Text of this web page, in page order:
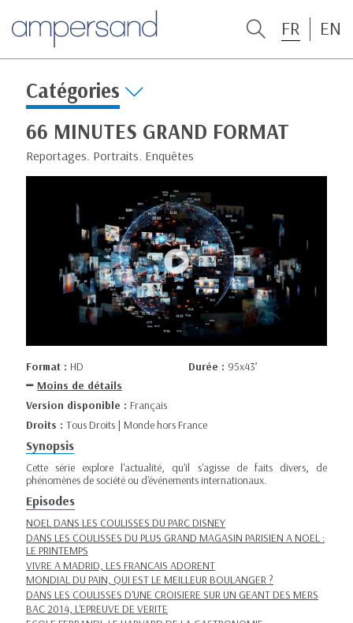
FR EN
Catégories
66 MINUTES GRAND FORMAT
Reportages. Portraits. Enquêtes
Format : HD Durée : 95x43’
Moins de détails
Version disponible : Français
Droits : Tous Droits | Monde hors France
Synopsis
Cette série explore l'actualité, qu'il s'agisse de faits divers, de
phénomènes de société ou d'événements internationaux.
Episodes
NOEL DANS LES COULISSES DU PARC DISNEY
DANS LES COULISSES DU PLUS GRAND MAGASIN PARISIEN A NOEL :
LE PRINTEMPS
VIVRE A MADRID, LES FRANCAIS ADORENT
MONDIAL DU PAIN, QUI EST LE MEILLEUR BOULANGER ?
DANS LES COULISSES D'UNE CROISIERE SUR UN GEANT DES MERS
BAC 2014, L'EPREUVE DE VERITE